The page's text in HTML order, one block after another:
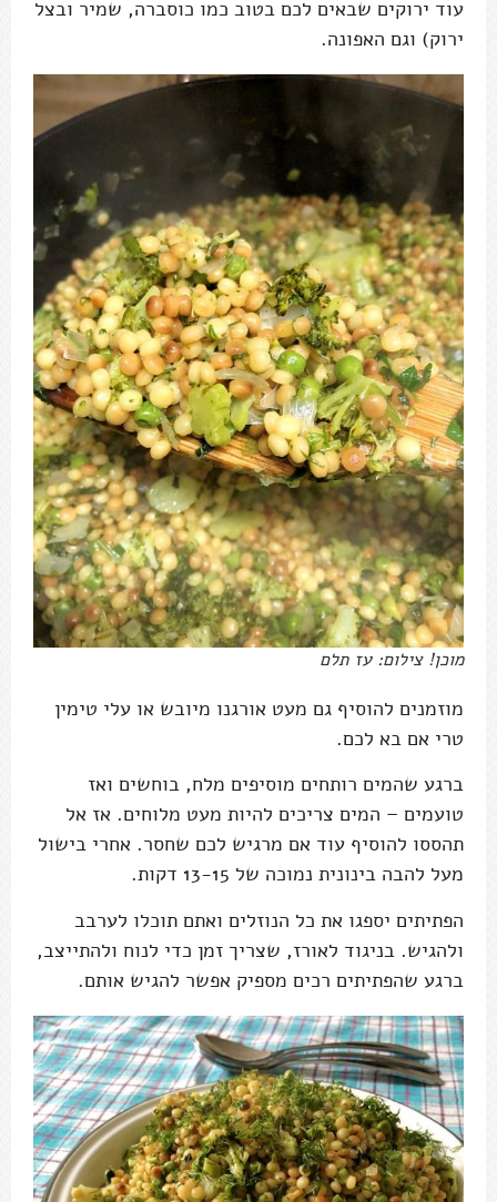
עוד ירוקים שבאים לכם בטוב כמו כוסברה, שמיר ובצל
ירוק) וגם האפונה.
מוכן! צילום: עז תלם
מוזמנים להוסיף גם מעט אורגנו מיובש או עלי טימין
טרי אם בא לכם.
ברגע שהמים רותחים מוסיפים מלח, בוחשים ואז
טועמים – המים צריכים להיות מעט מלוחים. אז אל
תהססו להוסיף עוד אם מרגיש לכם שחסר. אחרי בישול
מעל להבה בינונית נמוכה של 13-15 דקות.
הפתיתים יספגו את כל הנוזלים ואתם תוכלו לערבב
ולהגיש. בניגוד לאורז, שצריך זמן כדי לנוח ולהתייצב,
ברגע שהפתיתים רכים מספיק אפשר להגיש אותם.